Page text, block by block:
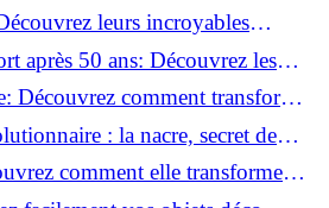
leurs incroyables
après 50 ans: Découvrez les
Découvrez comment transformer
tendance!: la nacre, secret de
!
comment elle transforme
sportive!